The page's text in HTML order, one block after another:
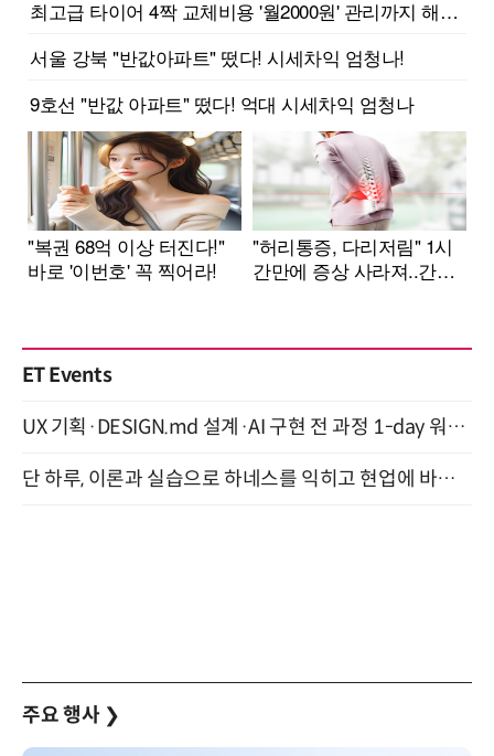
ET Events
UX 기획·DESIGN.md 설계·AI 구현 전 과정 1-day 워크숍 with Claude Code·Codex 9월 15일 개최
단 하루, 이론과 실습으로 하네스를 익히고 현업에 바로 쓰는 핸즈온 워크숍 (8/20)
주요 행사 ❯